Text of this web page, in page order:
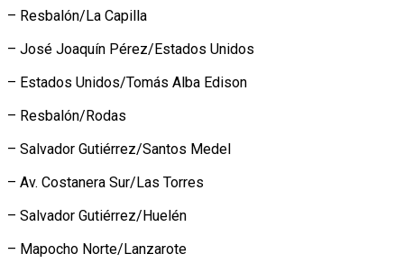
– Resbalón/La Capilla
– José Joaquín Pérez/Estados Unidos
– Estados Unidos/Tomás Alba Edison
– Resbalón/Rodas
– Salvador Gutiérrez/Santos Medel
– Av. Costanera Sur/Las Torres
– Salvador Gutiérrez/Huelén
– Mapocho Norte/Lanzarote